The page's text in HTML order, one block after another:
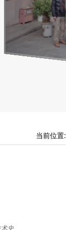
当前位置:
史